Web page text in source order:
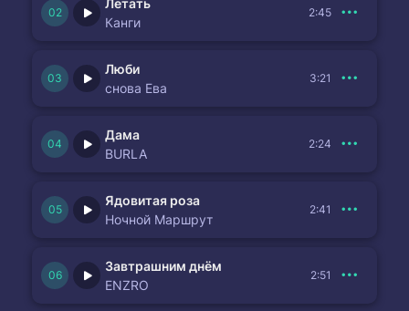
Летать
Канги
2:45
Люби
снова Ева
3:21
Дама
BURLA
2:24
Ядовитая роза
Ночной Маршрут
2:41
Завтрашним днём
ENZRO
2:51